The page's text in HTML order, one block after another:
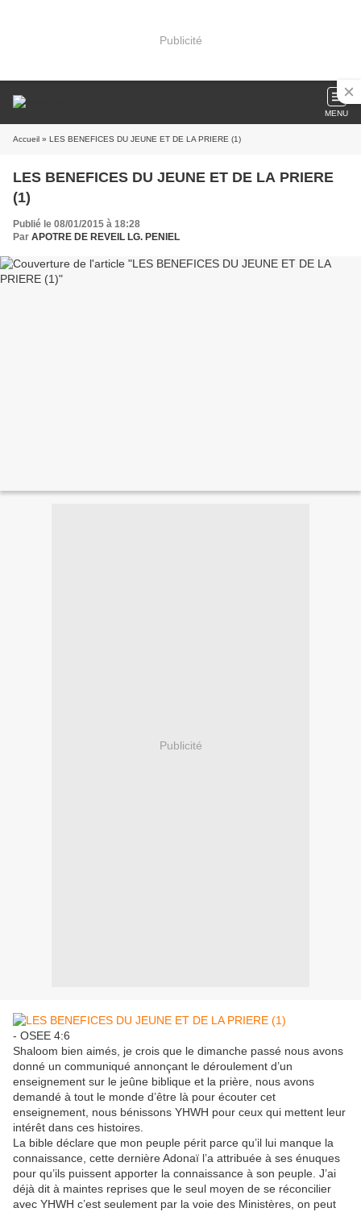
Publicité
MENU
Accueil » LES BENEFICES DU JEUNE ET DE LA PRIERE (1)
LES BENEFICES DU JEUNE ET DE LA PRIERE
(1)
Publié le 08/01/2015 à 18:28
Par APOTRE DE REVEIL LG. PENIEL
Publicité
- OSEE 4:6
Shaloom bien aimés, je crois que le dimanche passé nous avons
donné un communiqué annonçant le déroulement d’un
enseignement sur le jeûne biblique et la prière, nous avons
demandé à tout le monde d’être là pour écouter cet
enseignement, nous bénissons YHWH pour ceux qui mettent leur
intérêt dans ces histoires.
La bible déclare que mon peuple périt parce qu’il lui manque la
connaissance, cette dernière Adonaï l’a attribuée à ses énuques
pour qu’ils puissent apporter la connaissance à son peuple. J’ai
déjà dit à maintes reprises que le seul moyen de se réconcilier
avec YHWH c’est seulement par la voie des Ministères, on peut